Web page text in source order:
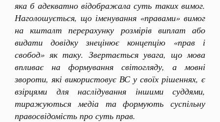
яка б адекватно відображала суть таких вимог.
Наголошується, що іменування «правами» вимог
на кшталт перерахунку розмірів виплат або
видати довідку знецінює концепцію «прав і
свобод» як таку. Звертається увага, що мова
впливає на формування світогляду, а мовні
звороти, які використовує ВС у своїх рішеннях, є
взірцями для наслідування іншими суддями,
тиражуються медіа та формують суспільну
правосвідомість про суть прав.